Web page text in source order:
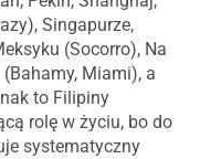
Singapurze,
(Socorro), Na
Miami), a
to Filipiny
rolę w życiu, bo do
systematyczny